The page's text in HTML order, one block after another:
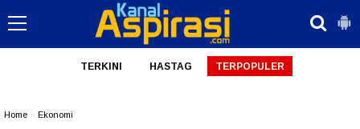
TERKINI HASTAG TERPOPULER
Home Ekonomi